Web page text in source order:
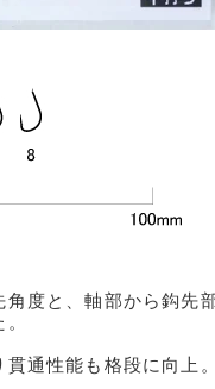
度と、軸部から鈎先
通性能も格段に向上。